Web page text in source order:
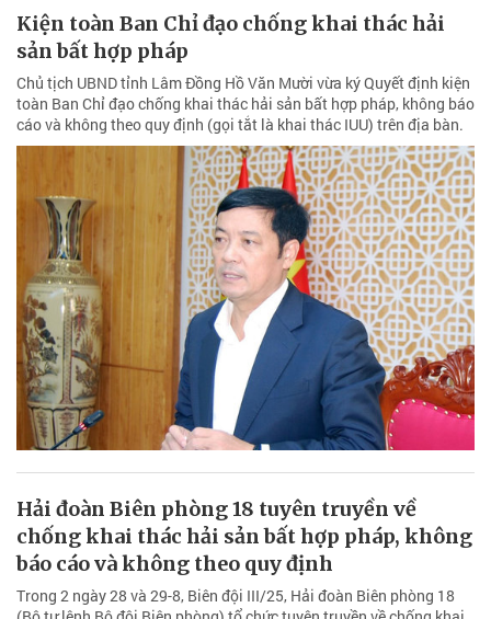
Kiện toàn Ban Chỉ đạo chống khai thác hải
sản bất hợp pháp
Chủ tịch UBND tỉnh Lâm Đồng Hồ Văn Mười vừa ký Quyết định kiện
toàn Ban Chỉ đạo chống khai thác hải sản bất hợp pháp, không báo
cáo và không theo quy định (gọi tắt là khai thác IUU) trên địa bàn.
Hải đoàn Biên phòng 18 tuyên truyền về
chống khai thác hải sản bất hợp pháp, không
báo cáo và không theo quy định
Trong 2 ngày 28 và 29-8, Biên đội III/25, Hải đoàn Biên phòng 18